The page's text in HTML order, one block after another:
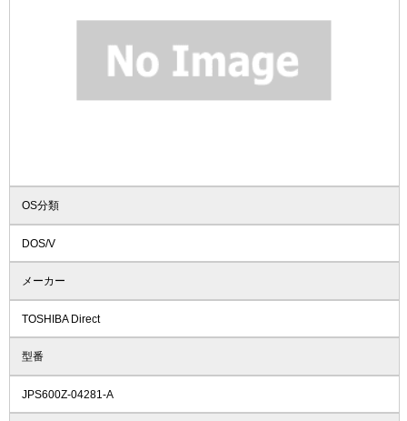
OS分類
DOS/V
メーカー
TOSHIBA Direct
型番
JPS600Z-04281-A